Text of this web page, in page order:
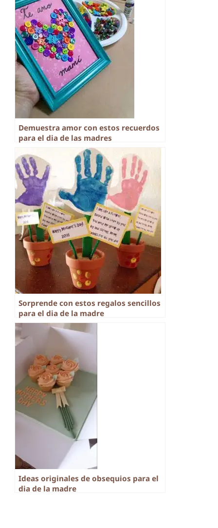
Demuestra amor con estos recuerdos
para el dia de las madres
Sorprende con estos regalos sencillos
para el dia de la madre
Ideas originales de obsequios para el
dia de la madre